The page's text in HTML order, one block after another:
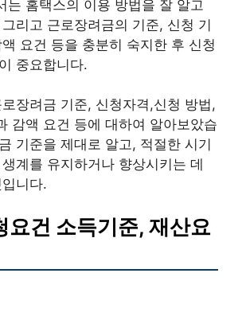
는 홈택스의 이용 방법을 잘 알고
리고 근로장려금의 기준, 신청 기
요건 등을 충분히 숙지한 후 신청
중요합니다.
장려금 기준, 신청자격,신청 방법,
감액 요건 등에 대하여 알아보았습
기준을 제대로 알고, 적절한 시기
계를 유지하거나 향상시키는 데
니다.
건 소득기준, 재산요